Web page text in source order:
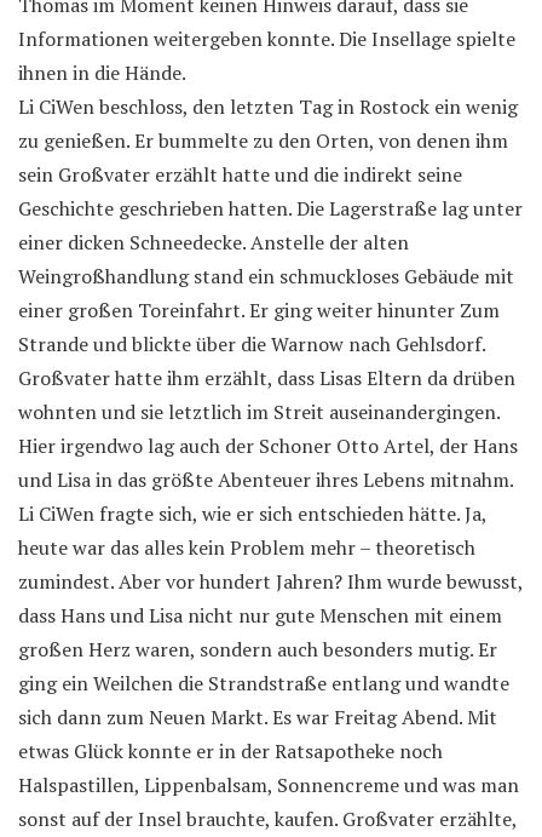
Informationen weitergeben konnte. Die Insellage spielte
ihnen in die Hände.
Li CiWen beschloss, den letzten Tag in Rostock ein wenig
zu genießen. Er bummelte zu den Orten, von denen ihm
sein Großvater erzählt hatte und die indirekt seine
Geschichte geschrieben hatten. Die Lagerstraße lag unter
einer dicken Schneedecke. Anstelle der alten
Weingroßhandlung stand ein schmuckloses Gebäude mit
einer großen Toreinfahrt. Er ging weiter hinunter Zum
Strande und blickte über die Warnow nach Gehlsdorf.
Großvater hatte ihm erzählt, dass Lisas Eltern da drüben
wohnten und sie letztlich im Streit auseinandergingen.
Hier irgendwo lag auch der Schoner Otto Artel, der Hans
und Lisa in das größte Abenteuer ihres Lebens mitnahm.
Li CiWen fragte sich, wie er sich entschieden hätte. Ja,
heute war das alles kein Problem mehr – theoretisch
zumindest. Aber vor hundert Jahren? Ihm wurde bewusst,
dass Hans und Lisa nicht nur gute Menschen mit einem
großen Herz waren, sondern auch besonders mutig. Er
ging ein Weilchen die Strandstraße entlang und wandte
sich dann zum Neuen Markt. Es war Freitag Abend. Mit
etwas Glück konnte er in der Ratsapotheke noch
Halspastillen, Lippenbalsam, Sonnencreme und was man
sonst auf der Insel brauchte, kaufen. Großvater erzählte,